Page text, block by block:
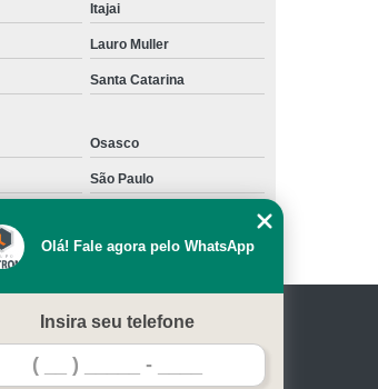
Itajai
Lauro Muller
Santa Catarina
Osasco
São Paulo
artigo 184 do Código Penal –Lei 9610/98 - Lei de
Olá! Fale agora pelo WhatsApp
Insira seu telefone